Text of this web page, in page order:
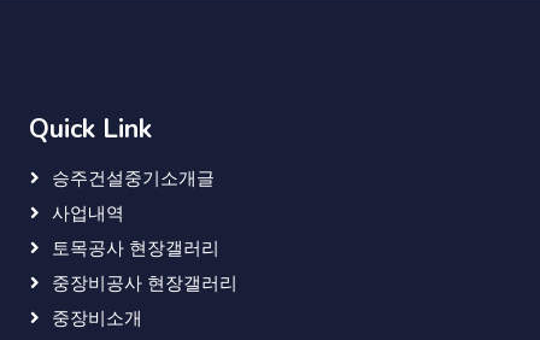
Quick Link
승주건설중기소개글
사업내역
토목공사 현장갤러리
중장비공사 현장갤러리
중장비소개